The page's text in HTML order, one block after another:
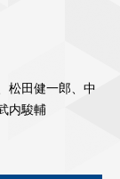
松田健一郎、中
内駿輔